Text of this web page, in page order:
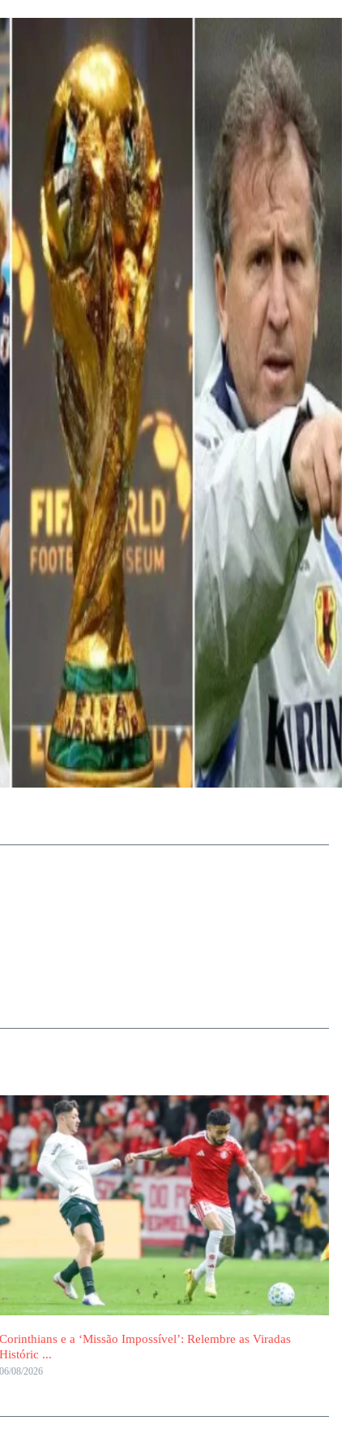
Corinthians e a ‘Missão Impossível’: Relembre as Viradas
Históric ...
06/08/2026